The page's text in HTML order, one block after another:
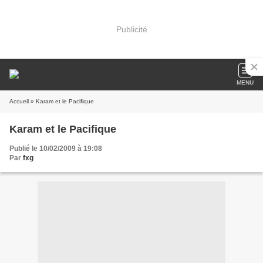
Publicité
MENU
Accueil » Karam et le Pacifique
Karam et le Pacifique
Publié le 10/02/2009 à 19:08
Par fxg